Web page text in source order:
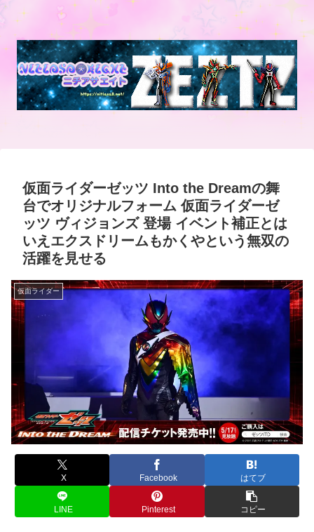
仮面ライダーゼッツ Into the Dreamの舞
台でオリジナルフォーム 仮面ライダーゼ
ッツ ヴィジョンズ 登場 イベント補正とは
いえエクスドリームもかくやという無双の
活躍を見せる
仮面ライダー
X Facebook はてブ
LINE Pinterest コピー